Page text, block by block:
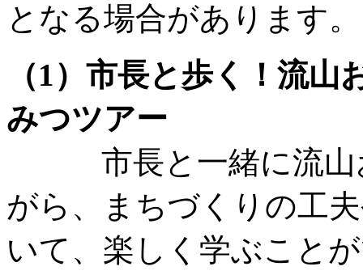
となる場合があります。
（1）市長と歩く！流
みつツアー
市長と一緒に流山お
がら、まちづくりの工
いて、楽しく学ぶこと